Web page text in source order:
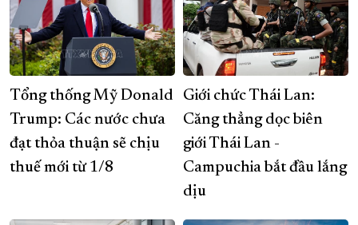
Tổng thống Mỹ Donald
Trump: Các nước chưa
đạt thỏa thuận sẽ chịu
thuế mới từ 1/8
Giới chức Thái Lan:
Căng thẳng dọc biên
giới Thái Lan -
Campuchia bắt đầu lắng
dịu